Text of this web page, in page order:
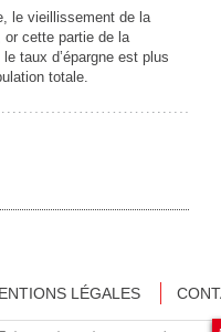
le vieillissement de la
or cette partie de la
taux d’épargne est plus
totale.
LÉGALES